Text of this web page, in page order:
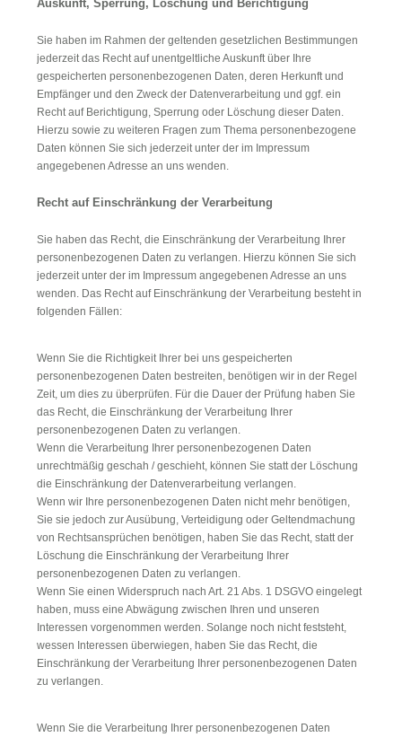
Auskunft, Sperrung, Löschung und Berichtigung
Sie haben im Rahmen der geltenden gesetzlichen Bestimmungen
jederzeit das Recht auf unentgeltliche Auskunft über Ihre
gespeicherten personenbezogenen Daten, deren Herkunft und
Empfänger und den Zweck der Datenverarbeitung und ggf. ein
Recht auf Berichtigung, Sperrung oder Löschung dieser Daten.
Hierzu sowie zu weiteren Fragen zum Thema personenbezogene
Daten können Sie sich jederzeit unter der im Impressum
angegebenen Adresse an uns wenden.
Recht auf Einschränkung der Verarbeitung
Sie haben das Recht, die Einschränkung der Verarbeitung Ihrer
personenbezogenen Daten zu verlangen. Hierzu können Sie sich
jederzeit unter der im Impressum angegebenen Adresse an uns
wenden. Das Recht auf Einschränkung der Verarbeitung besteht in
folgenden Fällen:
Wenn Sie die Richtigkeit Ihrer bei uns gespeicherten
personenbezogenen Daten bestreiten, benötigen wir in der Regel
Zeit, um dies zu überprüfen. Für die Dauer der Prüfung haben Sie
das Recht, die Einschränkung der Verarbeitung Ihrer
personenbezogenen Daten zu verlangen.
Wenn die Verarbeitung Ihrer personenbezogenen Daten
unrechtmäßig geschah / geschieht, können Sie statt der Löschung
die Einschränkung der Datenverarbeitung verlangen.
Wenn wir Ihre personenbezogenen Daten nicht mehr benötigen,
Sie sie jedoch zur Ausübung, Verteidigung oder Geltendmachung
von Rechtsansprüchen benötigen, haben Sie das Recht, statt der
Löschung die Einschränkung der Verarbeitung Ihrer
personenbezogenen Daten zu verlangen.
Wenn Sie einen Widerspruch nach Art. 21 Abs. 1 DSGVO eingelegt
haben, muss eine Abwägung zwischen Ihren und unseren
Interessen vorgenommen werden. Solange noch nicht feststeht,
wessen Interessen überwiegen, haben Sie das Recht, die
Einschränkung der Verarbeitung Ihrer personenbezogenen Daten
zu verlangen.
Wenn Sie die Verarbeitung Ihrer personenbezogenen Daten